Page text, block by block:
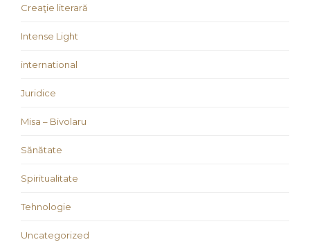
Creaţie literară
Intense Light
international
Juridice
Misa – Bivolaru
Sănătate
Spiritualitate
Tehnologie
Uncategorized